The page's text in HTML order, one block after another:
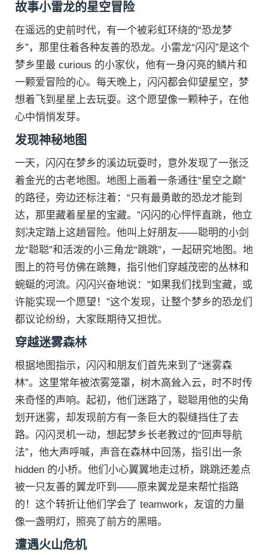
故事小雷龙的星空冒险
在遥远的史前时代，有一个被彩虹环绕的“恐龙梦
乡”，那里住着各种友善的恐龙。小雷龙“闪闪”是这个
梦乡里最 curious 的小家伙，他有一身闪亮的鳞片和
一颗爱冒险的心。每天晚上，闪闪都会仰望星空，梦
想着飞到星星上去玩耍。这个愿望像一颗种子，在他
心中悄悄发芽。
发现神秘地图
一天，闪闪在梦乡的溪边玩耍时，意外发现了一张泛
着金光的古老地图。地图上画着一条通往“星空之巅”
的路径，旁边还标注着：“只有最勇敢的恐龙才能到
达，那里藏着星星的宝藏。”闪闪的心怦怦直跳，他立
刻决定踏上这趟冒险。他叫上好朋友——聪明的小剑
龙“聪聪”和活泼的小三角龙“跳跳”，一起研究地图。地
图上的符号仿佛在跳舞，指引他们穿越茂密的丛林和
蜿蜒的河流。闪闪兴奋地说：“如果我们找到宝藏，或
许能实现一个愿望！”这个发现，让整个梦乡的恐龙们
都议论纷纷，大家既期待又担忧。
穿越迷雾森林
根据地图指示，闪闪和朋友们首先来到了“迷雾森
林”。这里常年被浓雾笼罩，树木高耸入云，时不时传
来奇怪的声响。起初，他们迷路了，聪聪用他的尖角
划开迷雾，却发现前方有一条巨大的裂缝挡住了去
路。闪闪灵机一动，想起梦乡长老教过的“回声导航
法”，他大声呼喊，声音在森林中回荡，指引出一条
hidden 的小桥。他们小心翼翼地走过桥，跳跳还差点
被一只友善的翼龙吓到——原来翼龙是来帮忙指路
的！这个转折让他们学会了 teamwork，友谊的力量
像一盏明灯，照亮了前方的黑暗。
遭遇火山危机